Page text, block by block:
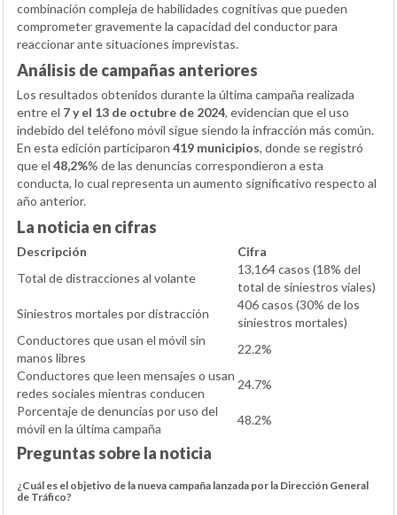
combinación compleja de habilidades cognitivas que pueden
comprometer gravemente la capacidad del conductor para
reaccionar ante situaciones imprevistas.
Análisis de campañas anteriores
Los resultados obtenidos durante la última campaña realizada
entre el 7 y el 13 de octubre de 2024, evidencian que el uso
indebido del teléfono móvil sigue siendo la infracción más común.
En esta edición participaron 419 municipios, donde se registró
que el 48,2%% de las denuncias correspondieron a esta
conducta, lo cual representa un aumento significativo respecto al
año anterior.
La noticia en cifras
Descripción
Cifra
Total de distracciones al volante
13,164 casos (18% del
total de siniestros viales)
Siniestros mortales por distracción
406 casos (30% de los
siniestros mortales)
Conductores que usan el móvil sin
manos libres
22.2%
Conductores que leen mensajes o usan
redes sociales mientras conducen
24.7%
Porcentaje de denuncias por uso del
móvil en la última campaña
48.2%
Preguntas sobre la noticia
¿Cuál es el objetivo de la nueva campaña lanzada por la Dirección General
de Tráfico?